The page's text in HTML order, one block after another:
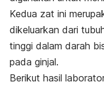
Kedua zat ini
dikeluarkan dari
tinggi dalam darah
pada ginjal.
Berikut hasil